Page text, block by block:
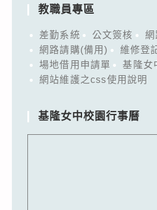
教職員專區
差勤系統 公文簽核
網
網路請購(備用)
維修登
場地借用申請單
基隆女
網站維護之css使用說明
基隆女中校園行事曆